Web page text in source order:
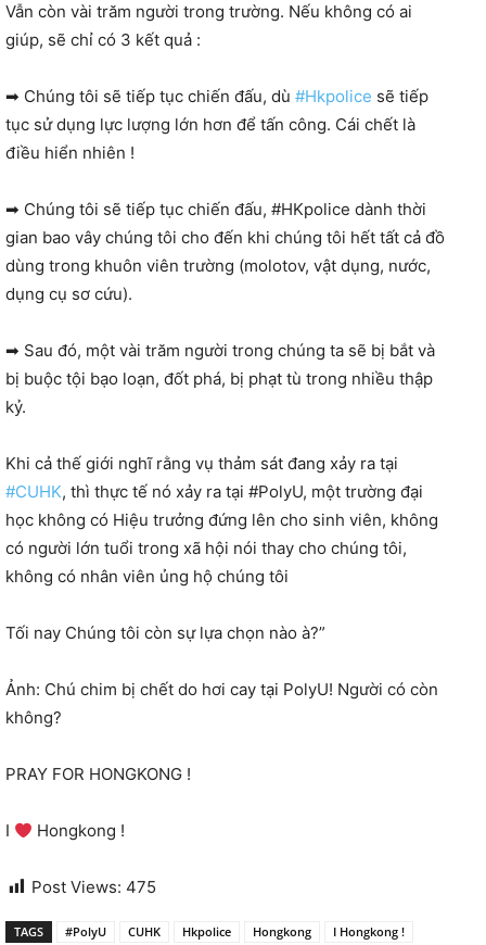
Vẫn còn vài trăm người trong trường. Nếu không có ai
giúp, sẽ chỉ có 3 kết quả :
➡ Chúng tôi sẽ tiếp tục chiến đấu, dù #Hkpolice sẽ tiếp
tục sử dụng lực lượng lớn hơn để tấn công. Cái chết là
điều hiển nhiên !
➡ Chúng tôi sẽ tiếp tục chiến đấu, #HKpolice dành thời
gian bao vây chúng tôi cho đến khi chúng tôi hết tất cả đồ
dùng trong khuôn viên trường (molotov, vật dụng, nước,
dụng cụ sơ cứu).
➡ Sau đó, một vài trăm người trong chúng ta sẽ bị bắt và
bị buộc tội bạo loạn, đốt phá, bị phạt tù trong nhiều thập
kỷ.
Khi cả thế giới nghĩ rằng vụ thảm sát đang xảy ra tại
#CUHK, thì thực tế nó xảy ra tại #PolyU, một trường đại
học không có Hiệu trưởng đứng lên cho sinh viên, không
có người lớn tuổi trong xã hội nói thay cho chúng tôi,
không có nhân viên ủng hộ chúng tôi
Tối nay Chúng tôi còn sự lựa chọn nào à?”
Ảnh: Chú chim bị chết do hơi cay tại PolyU! Người có còn
không?
PRAY FOR HONGKONG !
I Hongkong !
Post Views: 475
TAGS #PolyU CUHK Hkpolice Hongkong I Hongkong !